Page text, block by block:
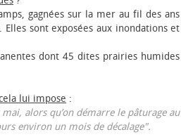
gagnées sur la mer au fil des ans
sont exposées aux inondations et
dont 45 dites prairies humides
lui impose :
alors qu’on démarre le pâturage au
environ un mois de décalage".